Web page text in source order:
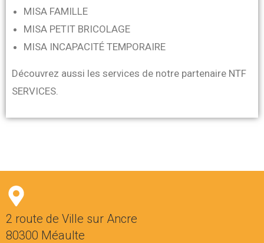
MISA FAMILLE
MISA PETIT BRICOLAGE
MISA INCAPACITÉ TEMPORAIRE
Découvrez aussi les services de notre partenaire NTF
SERVICES.
2 route de Ville sur Ancre
80300 Méaulte